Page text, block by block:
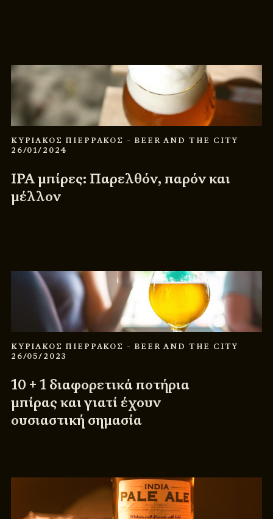
ΚΥΡΙΑΚΟΣ ΠΙΕΡΡΑΚΟΣ - BEER AND THE CITY
26/01/2024
IPA μπίρες: Παρελθόν, παρόν και
μέλλον
ΚΥΡΙΑΚΟΣ ΠΙΕΡΡΑΚΟΣ - BEER AND THE CITY
26/05/2023
10 + 1 διαφορετικά ποτήρια
μπίρας και γιατί έχουν
ουσιαστική σημασία